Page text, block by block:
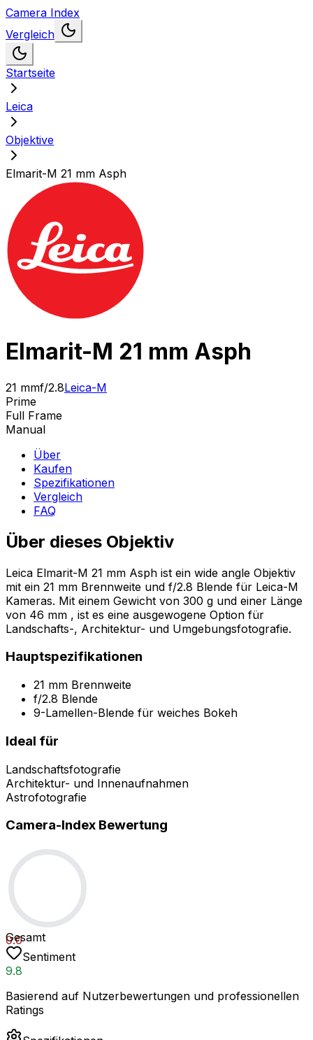
Camera Index
Vergleich
Startseite
Leica
Objektive
Elmarit-M 21 mm Asph
Elmarit-M 21 mm Asph
21 mmf/2.8Leica-M
Prime
Full Frame
Manual
Über
Kaufen
Spezifikationen
Vergleich
FAQ
Über dieses Objektiv
Leica Elmarit-M 21 mm Asph ist ein wide angle Objektiv
mit ein 21 mm Brennweite und f/2.8 Blende für Leica-M
Kameras. Mit einem Gewicht von 300 g und einer Länge
von 46 mm , ist es eine ausgewogene Option für
Landschafts-, Architektur- und Umgebungsfotografie.
Hauptspezifikationen
21 mm Brennweite
f/2.8 Blende
9-Lamellen-Blende für weiches Bokeh
Ideal für
Landschaftsfotografie
Architektur- und Innenaufnahmen
Astrofotografie
Camera-Index Bewertung
0.0
Gesamt
Sentiment
9.8
Basierend auf Nutzerbewertungen und professionellen
Ratings